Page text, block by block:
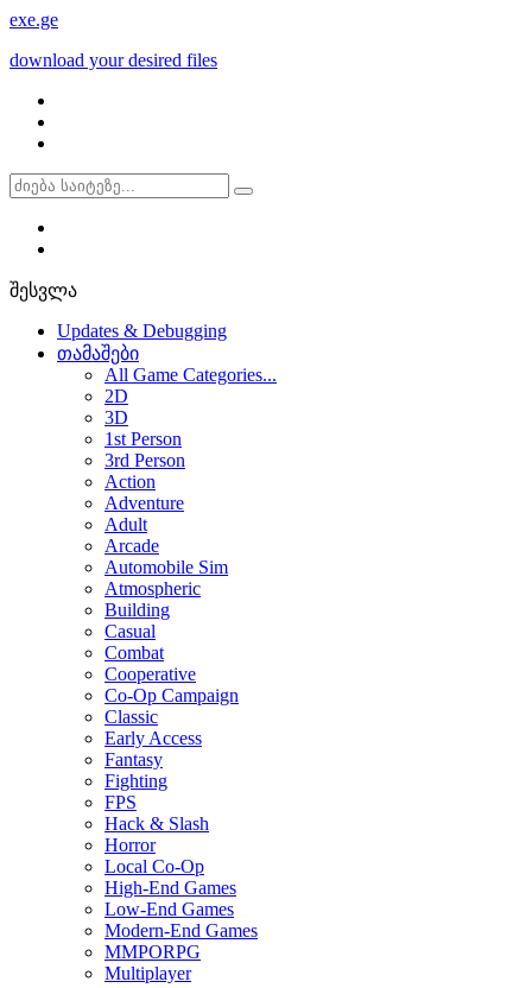
exe.ge
download your desired files
შესვლა
Updates & Debugging
თამაშები
All Game Categories...
2D
3D
1st Person
3rd Person
Action
Adventure
Adult
Arcade
Automobile Sim
Atmospheric
Building
Casual
Combat
Cooperative
Co-Op Campaign
Classic
Early Access
Fantasy
Fighting
FPS
Hack & Slash
Horror
Local Co-Op
High-End Games
Low-End Games
Modern-End Games
MMPORPG
Multiplayer